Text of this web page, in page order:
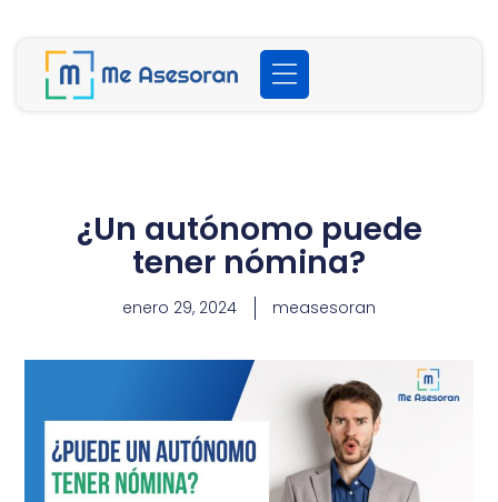
¿Un autónomo puede
tener nómina?
enero 29, 2024 measesoran